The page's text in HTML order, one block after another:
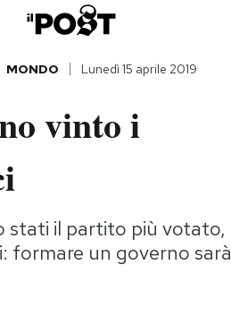
MONDO Lunedì 15 aprile 2019
vinto i
stati il partito più votato,
formare un governo